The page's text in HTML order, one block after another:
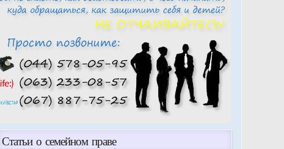
Статьи о семейном праве